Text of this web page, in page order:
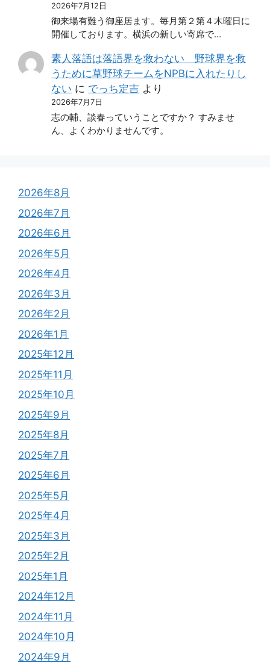
2026年7月12日
御来場有難う御座居ます。毎月第２第４木曜日に
開催しております。横浜の新しい寄席で…
素人落語は落語界を救わない 野球界を救
うために草野球チームをNPBに入れたりし
ない に でっち定吉 より
2026年7月7日
志の輔、談春っていうことですか？ すみませ
ん、よくわかりませんです。
2026年8月
2026年7月
2026年6月
2026年5月
2026年4月
2026年3月
2026年2月
2026年1月
2025年12月
2025年11月
2025年10月
2025年9月
2025年8月
2025年7月
2025年6月
2025年5月
2025年4月
2025年3月
2025年2月
2025年1月
2024年12月
2024年11月
2024年10月
2024年9月